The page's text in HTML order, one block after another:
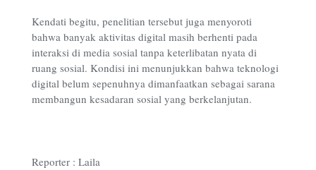
Kendati begitu, penelitian tersebut juga menyoroti
bahwa banyak aktivitas digital masih berhenti pada
interaksi di media sosial tanpa keterlibatan nyata di
ruang sosial. Kondisi ini menunjukkan bahwa teknologi
digital belum sepenuhnya dimanfaatkan sebagai sarana
membangun kesadaran sosial yang berkelanjutan.
Reporter : Laila